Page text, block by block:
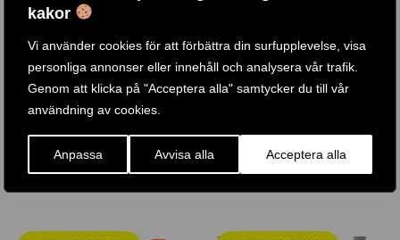
kakor
Vi använder cookies för att förbättra din surfupplevelse, visa
personliga annonser eller innehåll och analysera vår trafik.
Genom att klicka på "Acceptera alla" samtycker du till vår
användning av cookies.
Anpassa Avvisa alla Acceptera alla
350KR
KÖP PRODUKT
ENKELGREPP / NSH100